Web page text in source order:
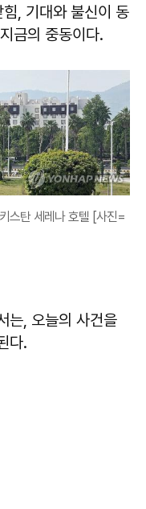
, 기대와 불신이 동
금의 중동이다.
스탄 세레나 호텔 [사진=
는, 오늘의 사건을
다.